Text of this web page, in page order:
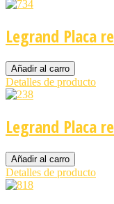
Legrand Placa
Detalles de producto
Legrand Placa
Detalles de producto